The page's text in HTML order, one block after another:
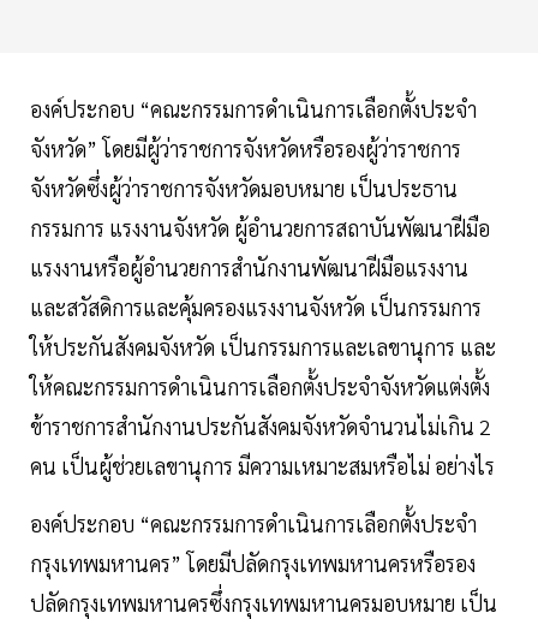
องค์ประกอบ “คณะกรรมการดำเนินการเลือกตั้งประจำ
จังหวัด” โดยมีผู้ว่าราชการจังหวัดหรือรองผู้ว่าราชการ
จังหวัดซึ่งผู้ว่าราชการจังหวัดมอบหมาย เป็นประธาน
กรรมการ แรงงานจังหวัด ผู้อำนวยการสถาบันพัฒนาฝีมือ
แรงงานหรือผู้อำนวยการสำนักงานพัฒนาฝีมือแรงงาน
และสวัสดิการและคุ้มครองแรงงานจังหวัด เป็นกรรมการ
ให้ประกันสังคมจังหวัด เป็นกรรมการและเลขานุการ และ
ให้คณะกรรมการดำเนินการเลือกตั้งประจำจังหวัดแต่งตั้ง
ข้าราชการสำนักงานประกันสังคมจังหวัดจำนวนไม่เกิน 2
คน เป็นผู้ช่วยเลขานุการ มีความเหมาะสมหรือไม่ อย่างไร
องค์ประกอบ “คณะกรรมการดำเนินการเลือกตั้งประจำ
กรุงเทพมหานคร” โดยมีปลัดกรุงเทพมหานครหรือรอง
ปลัดกรุงเทพมหานครซึ่งกรุงเทพมหานครมอบหมาย เป็น